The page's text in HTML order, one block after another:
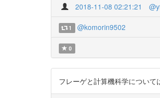
2018-11-08 02:21:21
1 @komorin9502
0
フレーゲと計算機科学につい